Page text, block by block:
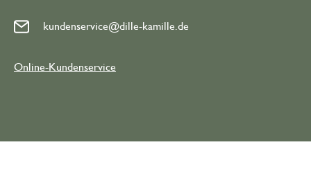
kundenservice@dille-kamille.de
Online-Kundenservice